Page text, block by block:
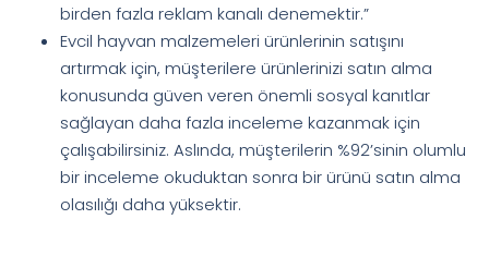
birden fazla reklam kanalı denemektir.”
Evcil hayvan malzemeleri ürünlerinin satışını
artırmak için, müşterilere ürünlerinizi satın alma
konusunda güven veren önemli sosyal kanıtlar
sağlayan daha fazla inceleme kazanmak için
çalışabilirsiniz. Aslında, müşterilerin %92’sinin olumlu
bir inceleme okuduktan sonra bir ürünü satın alma
olasılığı daha yüksektir.